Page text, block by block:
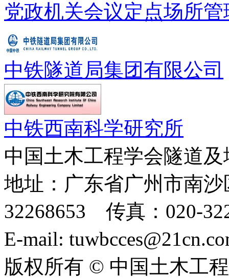
党政机关会议定点场所
中铁隧道局集团有限公司
中铁西南科学研究所
中国土木工程学会隧道
地址：广东省广州市南
32268653 传真：020-
E-mail:
版权所有 © 中国土木工